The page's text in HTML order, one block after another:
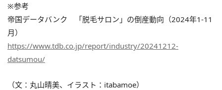
※参考
帝国データバンク 「脱毛サロン」の倒産動向（2024年1-11
月）
https://www.tdb.co.jp/report/industry/20241212-
datsumou/
（文：丸山晴美、イラスト：itabamoe）